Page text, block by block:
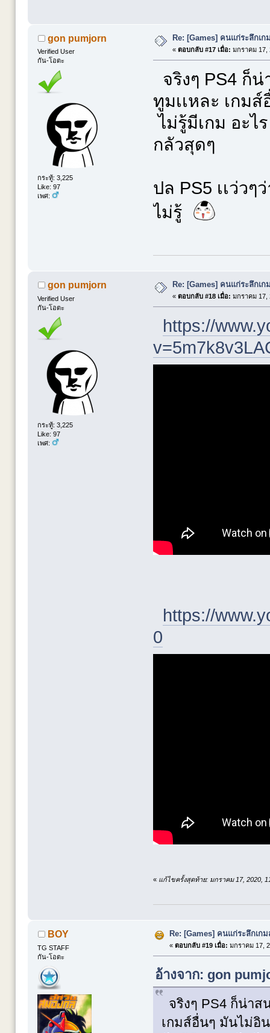
gon pumjorn
Verified User
กัน-โอตะ
กระทู้: 3,225
Like: 97
เพศ:
Re: [Games] คนแก่ระลึกเก
« ตอบกลับ #17 เมื่อ: มกราคม 17,
จริงๆ PS4 ก็น่
ทูมเเหละ เกม
ไม่รู้มีเกม อะไ
กลัวสุดๆ
ปล PS5 เเว่วๆ
ไม่รู้
gon pumjorn
Verified User
กัน-โอตะ
กระทู้: 3,225
Like: 97
เพศ:
Re: [Games] คนแก่ระลึกเก
« ตอบกลับ #18 เมื่อ: มกราคม 17,
https://
https://
0
« แก้ไขครั้งสุดท้าย: มกราคม 17, 2020,
BOY
TG STAFF
กัน-โอตะ
Re: [Games] คนแก่ระลึกเกม
« ตอบกลับ #19 เมื่อ: มกราคม 17,
อ้างจาก: gon
จริงๆ PS4 ก็น่าส
เกมส์อื่นๆ มันไม่อิน